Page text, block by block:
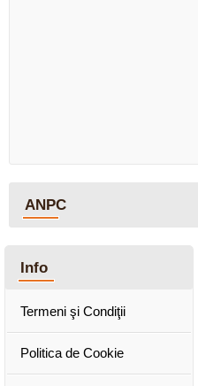
ANPC
Info
Termeni şi Condiţii
Politica de Cookie